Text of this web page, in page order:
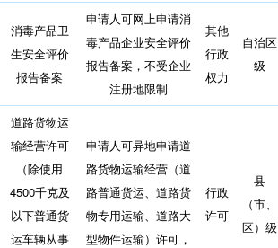
消毒产品卫
生安全评价
报告备案
申请人可网上申请消
毒产品企业安全评价
报告备案，不受企业
注册地限制
其他
行政
权力
自治区
级
道路货物运
输经营许可
（除使用
4500千克及
以下普通货
运车辆从事
申请人可异地申请道
路货物运输经营（道
路普通货运、道路货
物专用运输、道路大
型物件运输）许可，
行政
许可
县
（市、
区）级